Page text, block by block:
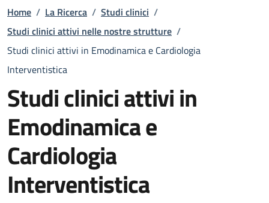
Briciole di pane
Home / La Ricerca / Studi clinici /
Studi clinici attivi nelle nostre strutture /
Studi clinici attivi in Emodinamica e Cardiologia
Interventistica
Studi clinici attivi in
Emodinamica e
Cardiologia
Interventistica